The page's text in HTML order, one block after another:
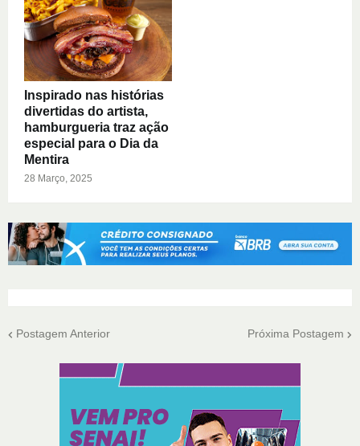
Inspirado nas histórias
divertidas do artista,
hamburgueria traz ação
especial para o Dia da
Mentira
28 Março, 2025
Postagem Anterior Próxima Postagem